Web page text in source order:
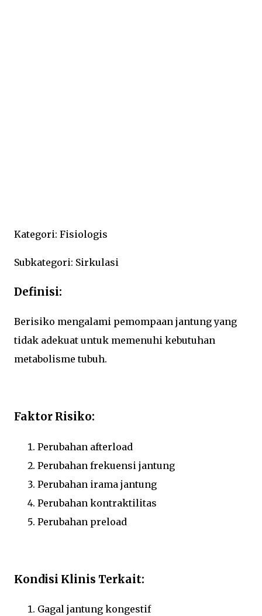
Kategori: Fisiologis
Subkategori: Sirkulasi
Definisi:
Berisiko mengalami pemompaan jantung yang
tidak adekuat untuk memenuhi kebutuhan
metabolisme tubuh.
Faktor Risiko:
Perubahan afterload
Perubahan frekuensi jantung
Perubahan irama jantung
Perubahan kontraktilitas
Perubahan preload
Kondisi Klinis Terkait:
Gagal jantung kongestif